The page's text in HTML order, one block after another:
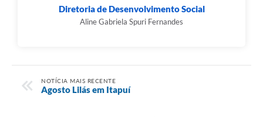
Diretoria de Desenvolvimento Social
Aline Gabriela Spuri Fernandes
NOTÍCIA MAIS RECENTE
Agosto Lilás em Itapuí